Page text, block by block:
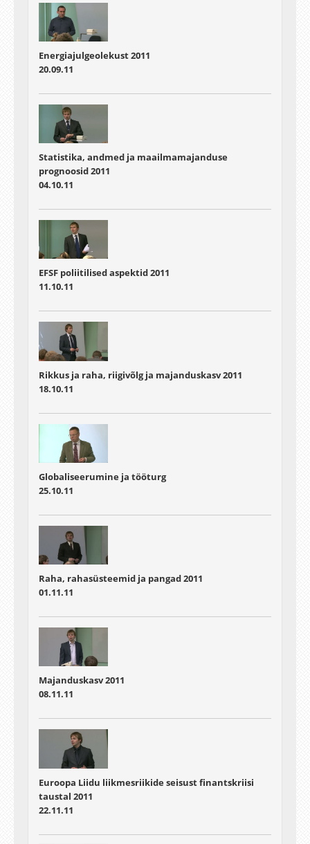
Energiajulgeolekust 2011
20.09.11
Statistika, andmed ja maailmamajanduse
prognoosid 2011
04.10.11
EFSF poliitilised aspektid 2011
11.10.11
Rikkus ja raha, riigivõlg ja majanduskasv 2011
18.10.11
Globaliseerumine ja tööturg
25.10.11
Raha, rahasüsteemid ja pangad 2011
01.11.11
Majanduskasv 2011
08.11.11
Euroopa Liidu liikmesriikide seisust finantskriisi
taustal 2011
22.11.11